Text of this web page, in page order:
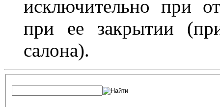
исключительно при
при ее закрытии
салона).